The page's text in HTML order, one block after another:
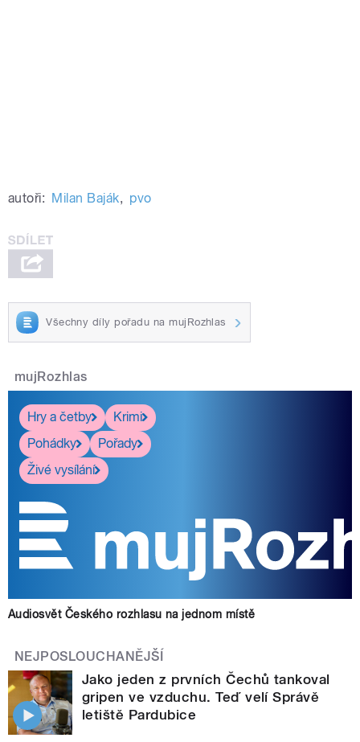
autoři: Milan Baják, pvo
Všechny díly pořadu na mujRozhlas
mujRozhlas
Hry a četby
Krimi
Pohádky
Pořady
Živé vysílání
Audiosvět Českého rozhlasu na jednom místě
NEJPOSLOUCHANĚJŠÍ
Jako jeden z prvních Čechů tankoval
gripen ve vzduchu. Teď velí Správě
letiště Pardubice